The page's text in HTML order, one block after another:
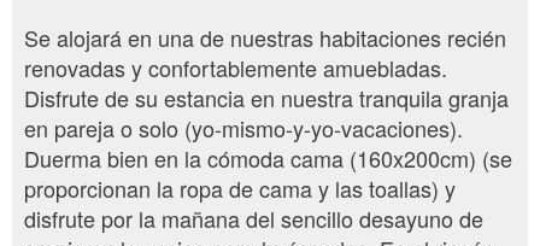
Se alojará en una de nuestras habitaciones recién
renovadas y confortablemente amuebladas.
Disfrute de su estancia en nuestra tranquila granja
en pareja o solo (yo-mismo-y-yo-vacaciones).
Duerma bien en la cómoda cama (160x200cm) (se
proporcionan la ropa de cama y las toallas) y
disfrute por la mañana del sencillo desayuno de